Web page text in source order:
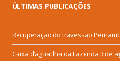
ÚLTIMAS PUBLICAÇÕES
Recuperação do travessão
Caixa d’agua Ilha da Fazenda 3 de